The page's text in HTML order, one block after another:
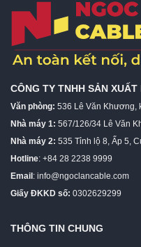
CÔNG TY TNHH SẢN
Văn phòng: 536 Lê Văn Khương,
Nhà máy 1: 567/126/34 Lê Văn
Nhà máy 2: 535 Tỉnh lộ 8, Ấp 5,
Hotline: +84 28 2238 9999
Email : info@ngoclancable.com
Giấy ĐKKD số: 0302629299
THÔNG TIN CHUNG